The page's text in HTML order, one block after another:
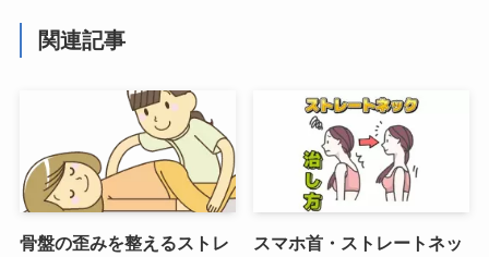
関連記事
骨盤の歪みを整えるストレ
スマホ首・ストレートネッ